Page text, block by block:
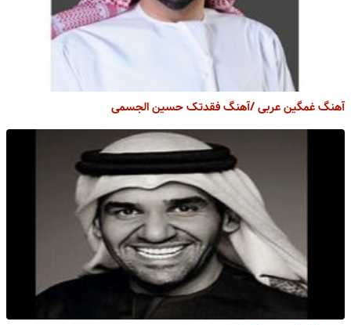
آهنگ غمگین عربی /آهنگ فقدتک حسین الجسمی